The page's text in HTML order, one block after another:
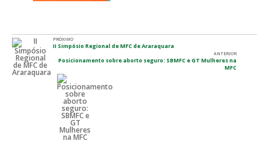
PRÓXIMO
II Simpósio Regional de MFC de Araraquara
ANTERIOR
Posicionamento sobre aborto seguro: SBMFC e GT Mulheres na
MFC